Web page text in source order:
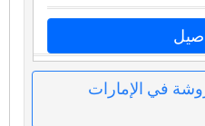
في الإمارات